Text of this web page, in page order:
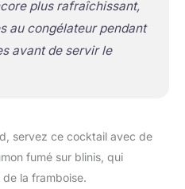
plus rafraîchissant,
au congélateur pendant
avant de servir le
servez ce cocktail avec de
fumé sur blinis, qui
la framboise.